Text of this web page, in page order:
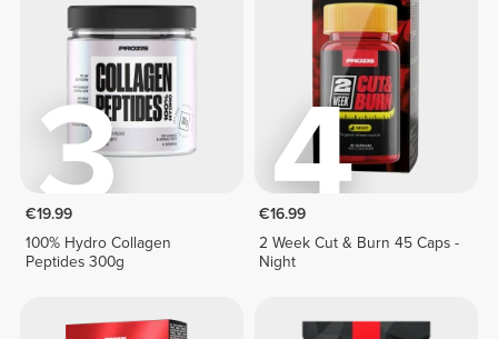
3
€19.99
100% Hydro Collagen
Peptides 300g
4
€16.99
2 Week Cut & Burn 45 Caps -
Night